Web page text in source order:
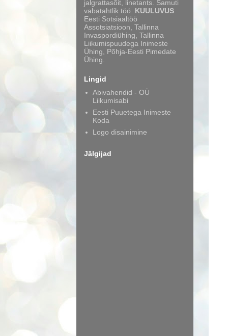
jalgrattasõit, linetants. Samuti
vabatahtlik töö. KUULUVUS
Eesti Sotsiaaltöö
Assotsiatsioon, Tallinna
Invaspordiühing, Tallinna
Liikumispuudega Inimeste
Ühing, Põhja-Eesti Pimedate
Ühing.
Lingid
Abivahendid - OÜ
Liikumisabi
Eesti Puuetega Inimeste
Koda
Logo disainimine
Jälgijad